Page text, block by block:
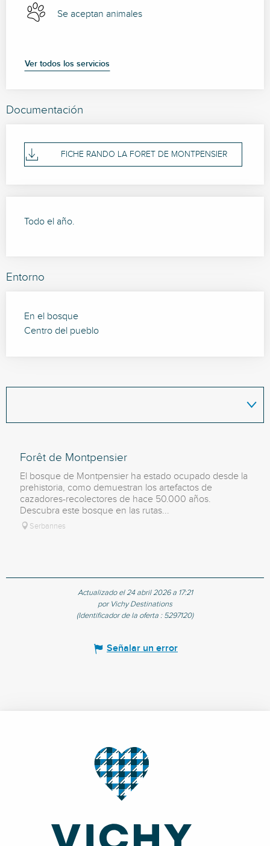
Se aceptan animales
Ver todos los servicios
Documentación
FICHE RANDO LA FORET DE MONTPENSIER
Todo el año.
Entorno
En el bosque
Centro del pueblo
Forêt de Montpensier
El bosque de Montpensier ha estado ocupado desde la
prehistoria, como demuestran los artefactos de
cazadores-recolectores de hace 50.000 años.
Descubra este bosque en las rutas...
Serbannes
Actualizado el 24 abril 2026 a 17:21
por Vichy Destinations
(Identificador de la oferta : 5297120)
Señalar un error